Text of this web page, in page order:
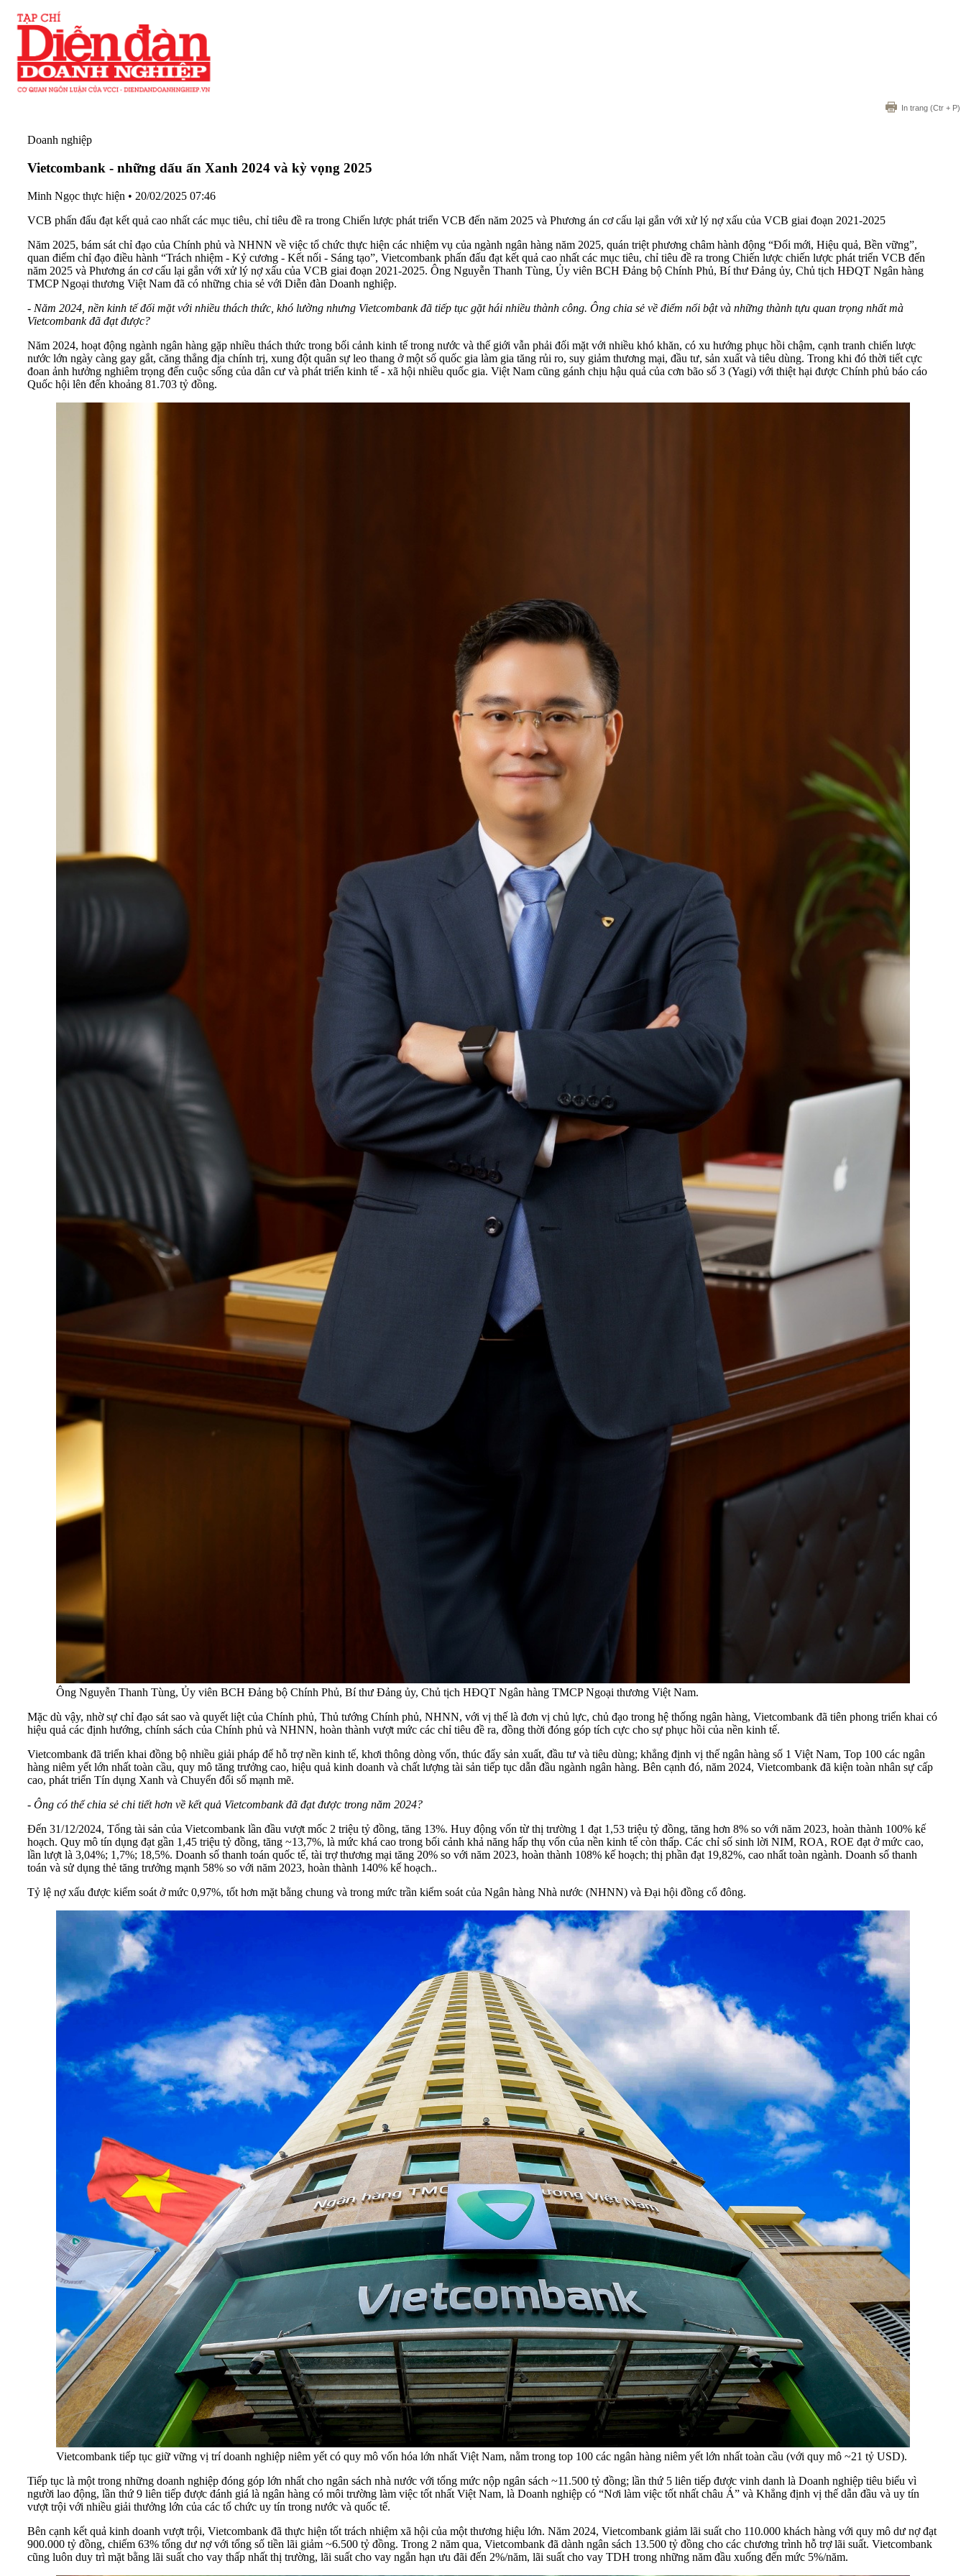
In trang (Ctr + P)
Doanh nghiệp
Vietcombank - những dấu ấn Xanh 2024 và kỳ vọng 2025
Minh Ngọc thực hiện • 20/02/2025 07:46
VCB phấn đấu đạt kết quả cao nhất các mục tiêu, chỉ tiêu đề ra trong Chiến lược phát triển VCB đến năm 2025 và Phương án cơ cấu lại gắn với xử lý nợ xấu của VCB giai đoạn 2021-2025
Năm 2025, bám sát chỉ đạo của Chính phủ và NHNN về việc tổ chức thực hiện các nhiệm vụ của ngành ngân hàng năm 2025, quán triệt phương châm hành động “Đổi mới, Hiệu quả, Bền vững”,
quan điểm chỉ đạo điều hành “Trách nhiệm - Kỷ cương - Kết nối - Sáng tạo”, Vietcombank phấn đấu đạt kết quả cao nhất các mục tiêu, chỉ tiêu đề ra trong Chiến lược chiến lược phát triển VCB đến
năm 2025 và Phương án cơ cấu lại gắn với xử lý nợ xấu của VCB giai đoạn 2021-2025. Ông Nguyễn Thanh Tùng, Ủy viên BCH Đảng bộ Chính Phủ, Bí thư Đảng ủy, Chủ tịch HĐQT Ngân hàng
TMCP Ngoại thương Việt Nam đã có những chia sẻ với Diễn đàn Doanh nghiệp.
- Năm 2024, nền kinh tế đối mặt với nhiều thách thức, khó lường nhưng Vietcombank đã tiếp tục gặt hái nhiều thành công. Ông chia sẻ về điểm nổi bật và những thành tựu quan trọng nhất mà
Vietcombank đã đạt được?
Năm 2024, hoạt động ngành ngân hàng gặp nhiều thách thức trong bối cảnh kinh tế trong nước và thế giới vẫn phải đối mặt với nhiều khó khăn, có xu hướng phục hồi chậm, cạnh tranh chiến lược
nước lớn ngày càng gay gắt, căng thẳng địa chính trị, xung đột quân sự leo thang ở một số quốc gia làm gia tăng rủi ro, suy giảm thương mại, đầu tư, sản xuất và tiêu dùng. Trong khi đó thời tiết cực
đoan ảnh hưởng nghiêm trọng đến cuộc sống của dân cư và phát triển kinh tế - xã hội nhiều quốc gia. Việt Nam cũng gánh chịu hậu quả của cơn bão số 3 (Yagi) với thiệt hại được Chính phủ báo cáo
Quốc hội lên đến khoảng 81.703 tỷ đồng.
Ông Nguyễn Thanh Tùng, Ủy viên BCH Đảng bộ Chính Phủ, Bí thư Đảng ủy, Chủ tịch HĐQT Ngân hàng TMCP Ngoại thương Việt Nam.
Mặc dù vậy, nhờ sự chỉ đạo sát sao và quyết liệt của Chính phủ, Thủ tướng Chính phủ, NHNN, với vị thế là đơn vị chủ lực, chủ đạo trong hệ thống ngân hàng, Vietcombank đã tiên phong triển khai có
hiệu quả các định hướng, chính sách của Chính phủ và NHNN, hoàn thành vượt mức các chỉ tiêu đề ra, đồng thời đóng góp tích cực cho sự phục hồi của nền kinh tế.
Vietcombank đã triển khai đồng bộ nhiều giải pháp để hỗ trợ nền kinh tế, khơi thông dòng vốn, thúc đẩy sản xuất, đầu tư và tiêu dùng; khẳng định vị thế ngân hàng số 1 Việt Nam, Top 100 các ngân
hàng niêm yết lớn nhất toàn cầu, quy mô tăng trưởng cao, hiệu quả kinh doanh và chất lượng tài sản tiếp tục dẫn đầu ngành ngân hàng. Bên cạnh đó, năm 2024, Vietcombank đã kiện toàn nhân sự cấp
cao, phát triển Tín dụng Xanh và Chuyển đổi số mạnh mẽ.
- Ông có thể chia sẻ chi tiết hơn về kết quả Vietcombank đã đạt được trong năm 2024?
Đến 31/12/2024, Tổng tài sản của Vietcombank lần đầu vượt mốc 2 triệu tỷ đồng, tăng 13%. Huy động vốn từ thị trường 1 đạt 1,53 triệu tỷ đồng, tăng hơn 8% so với năm 2023, hoàn thành 100% kế
hoạch. Quy mô tín dụng đạt gần 1,45 triệu tỷ đồng, tăng ~13,7%, là mức khá cao trong bối cảnh khả năng hấp thụ vốn của nền kinh tế còn thấp. Các chỉ số sinh lời NIM, ROA, ROE đạt ở mức cao,
lần lượt là 3,04%; 1,7%; 18,5%. Doanh số thanh toán quốc tế, tài trợ thương mại tăng 20% so với năm 2023, hoàn thành 108% kế hoạch; thị phần đạt 19,82%, cao nhất toàn ngành. Doanh số thanh
toán và sử dụng thẻ tăng trưởng mạnh 58% so với năm 2023, hoàn thành 140% kế hoạch..
Tỷ lệ nợ xấu được kiểm soát ở mức 0,97%, tốt hơn mặt bằng chung và trong mức trần kiểm soát của Ngân hàng Nhà nước (NHNN) và Đại hội đồng cổ đông.
Vietcombank tiếp tục giữ vững vị trí doanh nghiệp niêm yết có quy mô vốn hóa lớn nhất Việt Nam, nằm trong top 100 các ngân hàng niêm yết lớn nhất toàn cầu (với quy mô ~21 tỷ USD).
Tiếp tục là một trong những doanh nghiệp đóng góp lớn nhất cho ngân sách nhà nước với tổng mức nộp ngân sách ~11.500 tỷ đồng; lần thứ 5 liên tiếp được vinh danh là Doanh nghiệp tiêu biểu vì
người lao động, lần thứ 9 liên tiếp được đánh giá là ngân hàng có môi trường làm việc tốt nhất Việt Nam, là Doanh nghiệp có “Nơi làm việc tốt nhất châu Á” và Khẳng định vị thế dẫn đầu và uy tín
vượt trội với nhiều giải thưởng lớn của các tổ chức uy tín trong nước và quốc tế.
Bên cạnh kết quả kinh doanh vượt trội, Vietcombank đã thực hiện tốt trách nhiệm xã hội của một thương hiệu lớn. Năm 2024, Vietcombank giảm lãi suất cho 110.000 khách hàng với quy mô dư nợ đạt
900.000 tỷ đồng, chiếm 63% tổng dư nợ với tổng số tiền lãi giảm ~6.500 tỷ đồng. Trong 2 năm qua, Vietcombank đã dành ngân sách 13.500 tỷ đồng cho các chương trình hỗ trợ lãi suất. Vietcombank
cũng luôn duy trì mặt bằng lãi suất cho vay thấp nhất thị trường, lãi suất cho vay ngắn hạn ưu đãi đến 2%/năm, lãi suất cho vay TDH trong những năm đầu xuống đến mức 5%/năm.